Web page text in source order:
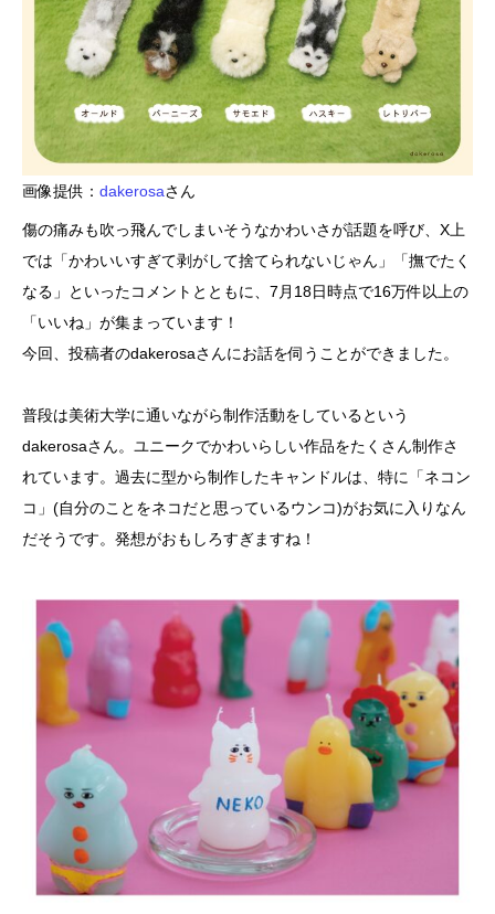
画像提供： dakerosaさん
傷の痛みも吹っ飛んでしまいそうなかわいさが話題を呼び、X上
では「かわいいすぎて剥がして捨てられないじゃん」「撫でたく
なる」といったコメントとともに、7月18日時点で16万件以上の
「いいね」が集まっています！
今回、投稿者のdakerosaさんにお話を伺うことができました。
普段は美術大学に通いながら制作活動をしているという
dakerosaさん。ユニークでかわいらしい作品をたくさん制作さ
れています。過去に型から制作したキャンドルは、特に「ネコン
コ」(自分のことをネコだと思っているウンコ)がお気に入りなん
だそうです。発想がおもしろすぎますね！